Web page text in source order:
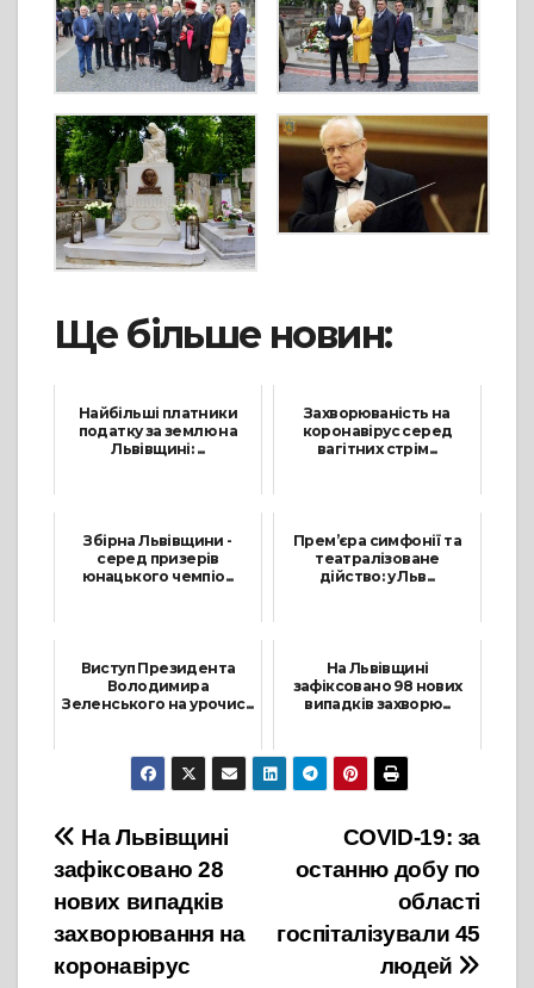
Ще більше новин:
Найбільші платники
податку за землю на
Львівщині: ...
Захворюваність на
коронавірус серед
вагітних стрім...
Збірна Львівщини -
серед призерів
юнацького чемпіо...
Прем’єра симфонії та
театралізоване
дійство: у Льв...
Виступ Президента
Володимира
Зеленського на урочис...
28 Червня, 2021
На Львівщині
зафіксовано 98 нових
випадків захворю...
5 Червня, 2021
Навігація
записів
COVID-19: за
останню добу по
області
госпіталізували 45
людей
На Львівщині
зафіксовано 28
нових випадків
захворювання на
коронавірус